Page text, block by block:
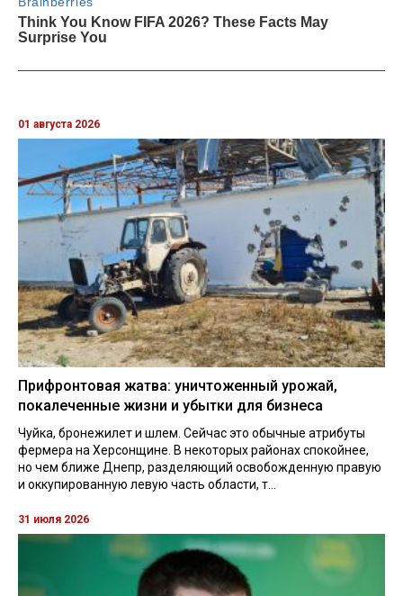
01 августа 2026
Прифронтовая жатва: уничтоженный урожай,
покалеченные жизни и убытки для бизнеса
Чуйка, бронежилет и шлем. Сейчас это обычные атрибуты
фермера на Херсонщине. В некоторых районах спокойнее,
но чем ближе Днепр, разделяющий освобожденную правую
и оккупированную левую часть области, т...
31 июля 2026